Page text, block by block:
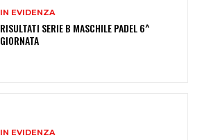
IN EVIDENZA
RISULTATI SERIE B MASCHILE PADEL 6^
GIORNATA
IN EVIDENZA